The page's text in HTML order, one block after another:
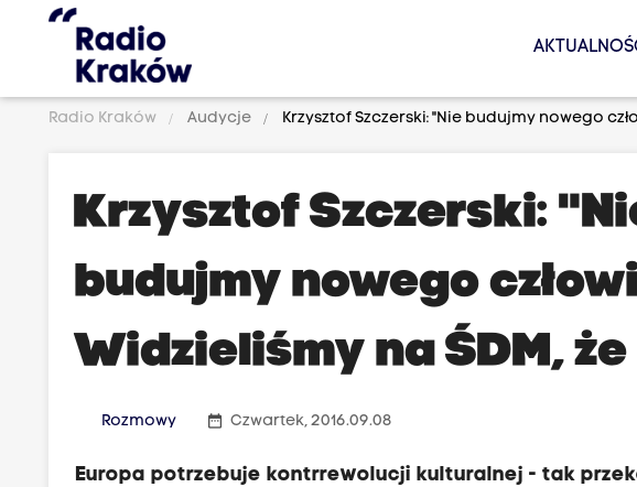
Radio Kraków Audycje Krzysztof Szczerski: "Nie budujmy nowego
Krzysztof Szczerski:
budujmy nowego
Widzieliśmy na ŚDM,
Rozmowy date_range Czwartek, 2016.09.08
Europa potrzebuje kontrrewolucji kulturalnej - tak